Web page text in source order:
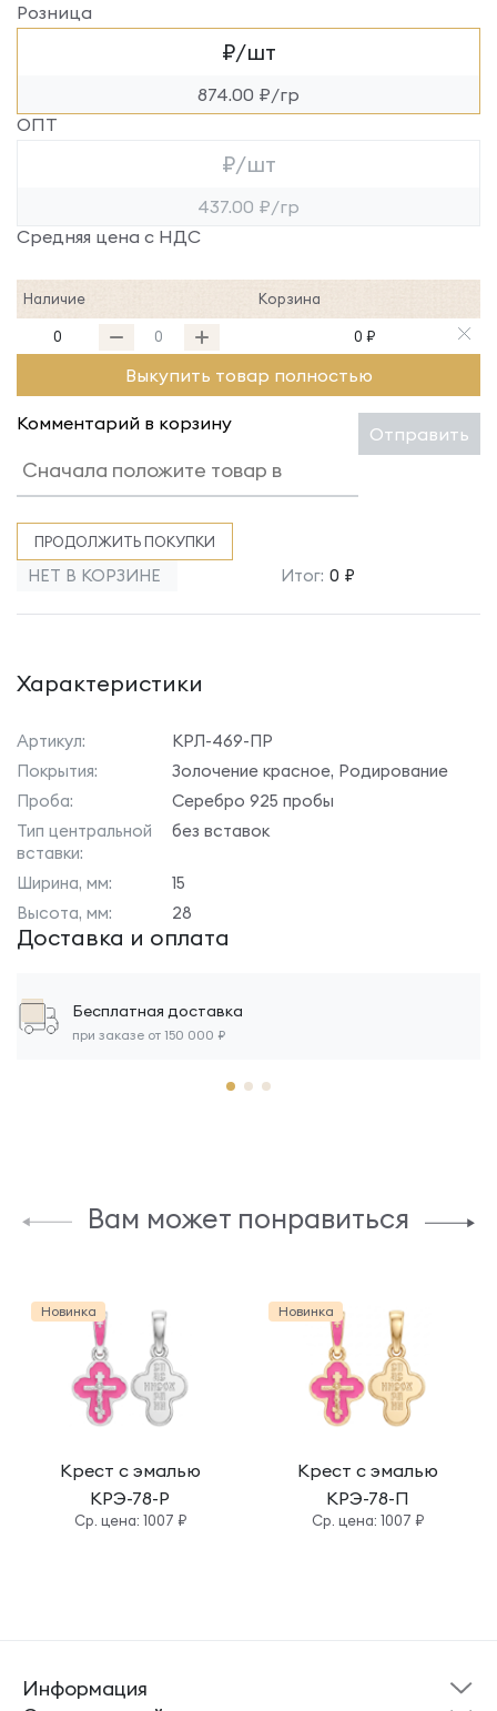
Розница
₽/шт
874.00 ₽/гр
ОПТ
₽/шт
437.00 ₽/гр
Средняя цена с НДС
Наличие Корзина
0 0 ₽
Выкупить товар полностью
Комментарий в корзину Отправить
ПРОДОЛЖИТЬ ПОКУПКИ
НЕТ В КОРЗИНЕ Итог: 0 ₽
Характеристики
Артикул:
КРЛ-469-ПР
Покрытия:
Золочение красное, Родирование
Проба:
Серебро 925 пробы
Тип центральной
вставки:
без вставок
Ширина, мм:
15
Высота, мм:
28
Доставка и оплата
Бесплатная доставка
при заказе от 150 000 ₽
Вам может понравиться
Новинка
Крест с эмалью
КРЭ-78-Р
Cр. цена: 1007 ₽
Новинка
Крест с эмалью
КРЭ-78-П
Cр. цена: 1007 ₽
Информация
Склад готовой